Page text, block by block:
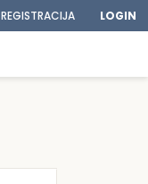
REGISTRACIJA LOGIN